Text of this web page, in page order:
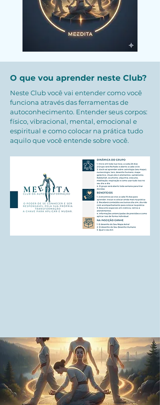
O que vou aprender neste Club?
Neste Club você vai entender como você
funciona através das ferramentas de
autoconhecimento. Entender seus corpos:
físico, vibracional, mental, emocional e
espiritual e como colocar na prática tudo
aquilo que você entende sobre você.